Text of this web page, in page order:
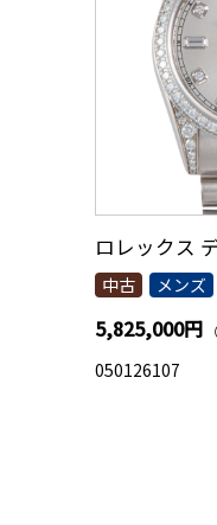
ロレックス
中古 メンズ
5,825,000円
050126107